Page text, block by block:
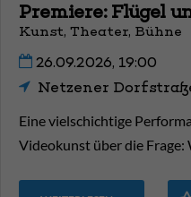
Premiere: Flügel
Kunst, Theater, Bühne
26.09.2026, 19:00
Netzener
Eine vielschichtige
Videokunst über die Frage: